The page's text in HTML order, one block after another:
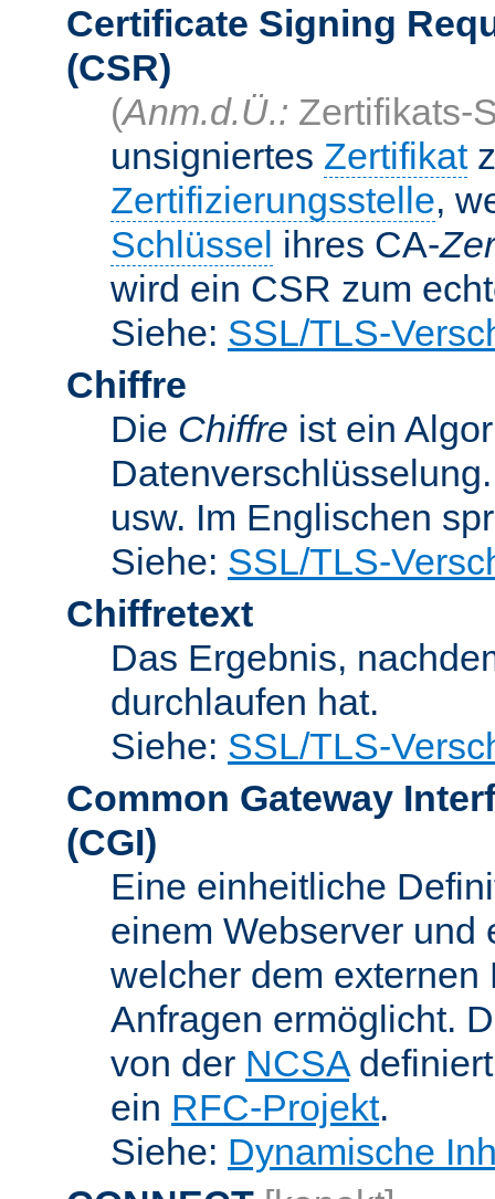
Certificate Signing
(CSR)
(Anm.d.Ü.: Zertifikats-
unsigniertes Zertifikat
Zertifizierungsstelle,
Schlüssel ihres CA-
wird ein CSR zum
Siehe: SSL/TLS-
Chiffre
Die Chiffre ist ein
usw. Im Englischen
Siehe: SSL/TLS-
Chiffretext
Das Ergebnis,
durchlaufen hat.
Siehe: SSL/TLS-
Common Gateway
(CGI)
Eine einheitliche
einem Webserver und
welcher dem
Anfragen ermöglicht.
von der NCSA
ein RFC-Projekt.
Siehe: Dynamische